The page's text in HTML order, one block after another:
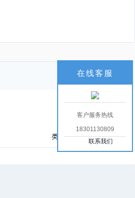
类型 价格
在线客服
客户服务热线
18301130809
联系我们